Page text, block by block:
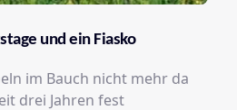
und ein Fiasko
im Bauch nicht mehr da